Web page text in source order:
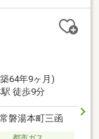
徒歩2分(約
━━━━━・・・
い。
64年9ヶ月)
駅 徒歩9分
磐湯本町三函